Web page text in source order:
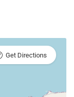
Get Directions